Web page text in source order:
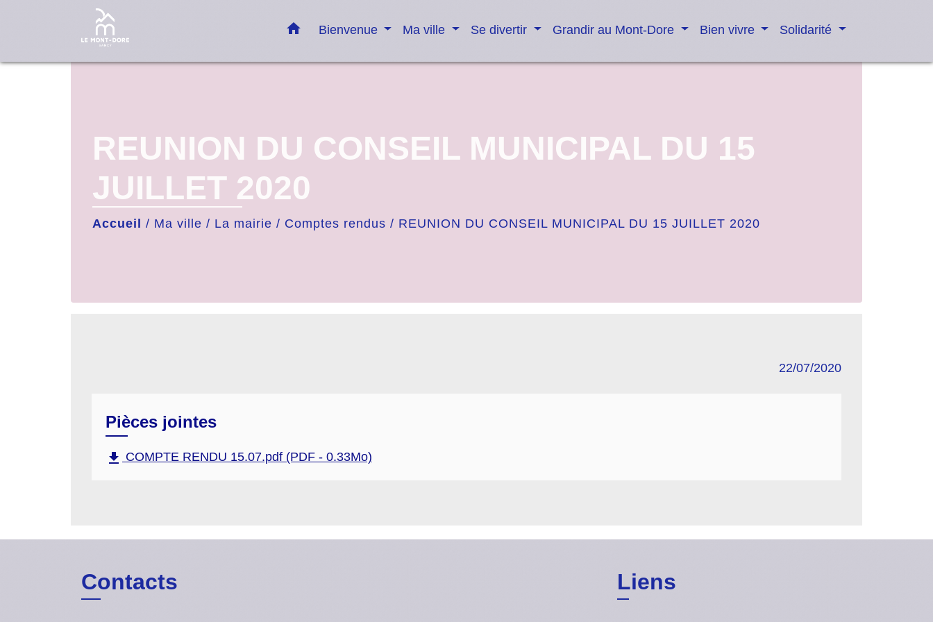
home Bienvenue Ma ville Se divertir Grandir au Mont-Dore Bien vivre Solidarité
REUNION DU CONSEIL MUNICIPAL DU 15
JUILLET 2020
Accueil / Ma ville / La mairie / Comptes rendus / REUNION DU CONSEIL MUNICIPAL DU 15 JUILLET 2020
22/07/2020
Pièces jointes
file_download COMPTE RENDU 15.07.pdf (PDF - 0.33Mo)
Contacts Liens